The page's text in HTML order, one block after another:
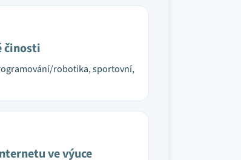
činosti
robotika, sportovní,
ve výuce